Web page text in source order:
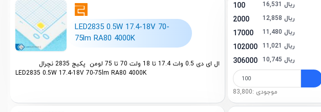
LED2835 0.5W 17.4-18V 70-
75lm RA80 4000K
ال ای دی 0.5 وات 17.4 تا 18 ولت 70 تا 75 لومن پکیج 2835 نچرال
LED2835 0.5W 17.4-18V 70-75lm RA80 4000K
100 16,531 ریال
2000 12,858 ریال
17000 11,480 ریال
102000 11,021 ریال
306000 10,745 ریال
موجودی :83,800